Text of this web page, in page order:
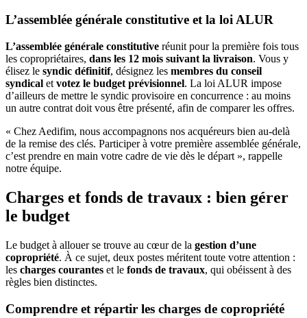
L’assemblée générale constitutive et la loi ALUR
L’assemblée générale constitutive réunit pour la première fois tous
les copropriétaires, dans les 12 mois suivant la livraison. Vous y
élisez le syndic définitif, désignez les membres du conseil
syndical et votez le budget prévisionnel. La loi ALUR impose
d’ailleurs de mettre le syndic provisoire en concurrence : au moins
un autre contrat doit vous être présenté, afin de comparer les offres.
« Chez Aedifim, nous accompagnons nos acquéreurs bien au-delà
de la remise des clés. Participer à votre première assemblée générale,
c’est prendre en main votre cadre de vie dès le départ », rappelle
notre équipe.
Charges et fonds de travaux : bien gérer
le budget
Le budget à allouer se trouve au cœur de la gestion d’une
copropriété. À ce sujet, deux postes méritent toute votre attention :
les charges courantes et le fonds de travaux, qui obéissent à des
règles bien distinctes.
Comprendre et répartir les charges de copropriété